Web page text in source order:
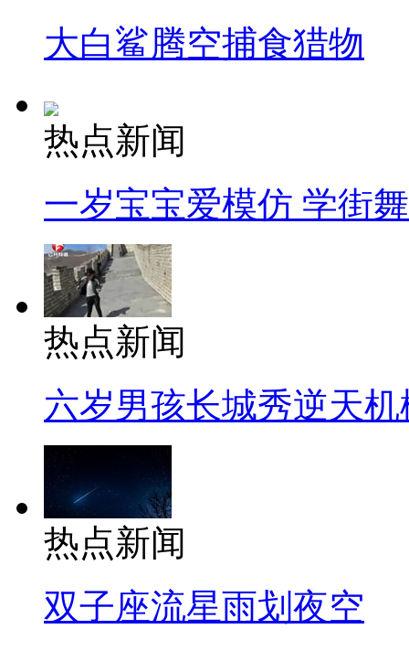
大白鲨腾空捕食猎物
热点新闻
一岁宝宝爱模仿 学街
热点新闻
六岁男孩长城秀逆天机
热点新闻
双子座流星雨划夜空